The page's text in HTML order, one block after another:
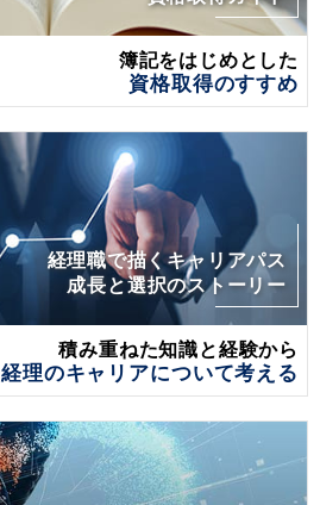
簿記をはじめとした
資格取得のすすめ
経理職で描くキャリアパス
成長と選択のストーリー
積み重ねた知識と経験から
経理のキャリアについて考える